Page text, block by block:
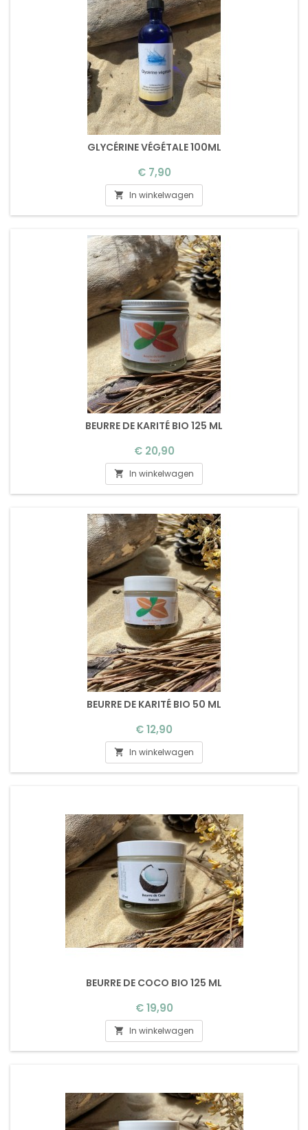
GLYCÉRINE VÉGÉTALE 100ML
Prijs
€ 7,90
 In winkelwagen
BEURRE DE KARITÉ BIO 125 ML
Prijs
€ 20,90
 In winkelwagen
BEURRE DE KARITÉ BIO 50 ML
Prijs
€ 12,90
 In winkelwagen
BEURRE DE COCO BIO 125 ML
Prijs
€ 19,90
 In winkelwagen